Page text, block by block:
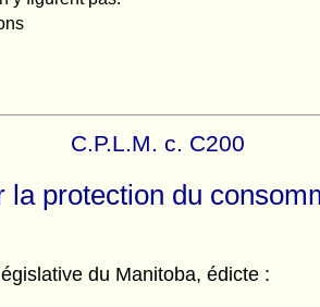
C.P.L.M. c. C200
la protection du
du Manitoba, édicte :